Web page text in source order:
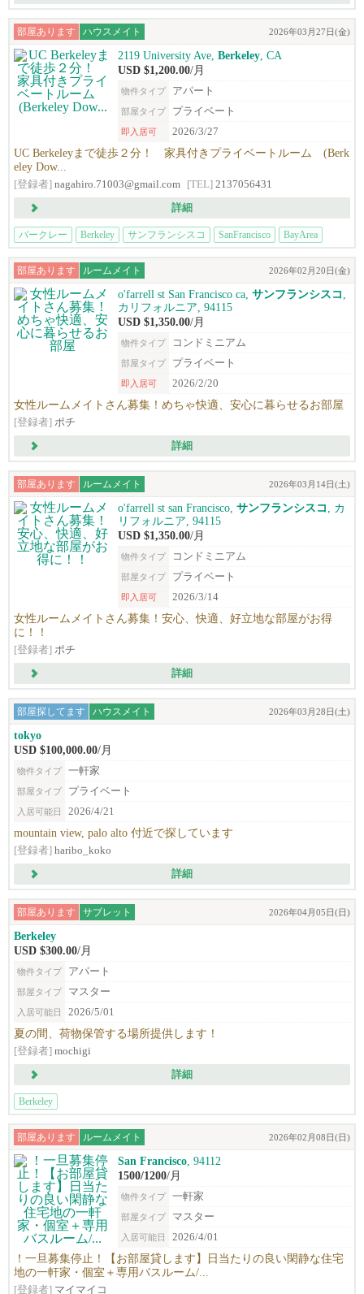
部屋あります ハウスメイト 2026年03月27日(金)
2119 University Ave, Berkeley , CA
USD $1,200.00/月
物件タイプ アパート
部屋タイプ プライベート
即入居可 2026/3/27
UC Berkeleyまで徒歩２分！ 家具付きプライベートルーム (Berk
eley Dow...
[登録者] nagahiro.71003@gmail.com [TEL] 2137056431
詳細
バークレー Berkeley サンフランシスコ SanFrancisco BayArea
部屋あります ルームメイト 2026年02月20日(金)
o'farrell st San Francisco ca, サンフランシスコ
カリフォルニア, 94115
USD $1,350.00/月
物件タイプ コンドミニアム
部屋タイプ プライベート
即入居可 2026/2/20
女性ルームメイトさん募集！めちゃ快適、安心に暮らせるお部屋
[登録者] ポチ
詳細
部屋あります ルームメイト 2026年03月14日(土)
o'farrell st san Francisco, サンフランシスコ
, カ
リフォルニア, 94115
USD $1,350.00/月
物件タイプ コンドミニアム
部屋タイプ プライベート
即入居可 2026/3/14
女性ルームメイトさん募集！安心、快適、好立地な部屋がお得
に！！
[登録者] ポチ
詳細
部屋探してます ハウスメイト 2026年03月28日(土)
tokyo
USD $100,000.00/月
物件タイプ 一軒家
部屋タイプ プライベート
入居可能日 2026/4/21
mountain view, palo alto 付近で探しています
[登録者] haribo_koko
詳細
部屋あります サブレット 2026年04月05日(日)
Berkeley
USD $300.00/月
物件タイプ アパート
部屋タイプ マスター
入居可能日 2026/5/01
夏の間、荷物保管する場所提供します！
[登録者] mochigi
詳細
Berkeley
部屋あります ルームメイト 2026年02月08日(日)
San Francisco , 94112
1500/1200/月
物件タイプ 一軒家
部屋タイプ マスター
入居可能日 2026/4/01
！一旦募集停止！【お部屋貸します】日当たりの良い閑静な住宅
地の一軒家・個室＋専用バスルーム/...
[登録者] マイマイコ